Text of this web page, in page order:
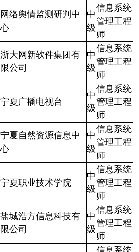
网络舆情监测研判中
心
中
级
信息系统
管理工程
师
浙大网新软件集团有
限公司
中
级
信息系统
管理工程
师
宁夏广播电视台
中
级
信息系统
管理工程
师
宁夏自然资源信息中
心
中
级
信息系统
管理工程
师
宁夏职业技术学院
中
级
信息系统
管理工程
师
盐城浩方信息科技有
限公司
中
级
信息系统
管理工程
师